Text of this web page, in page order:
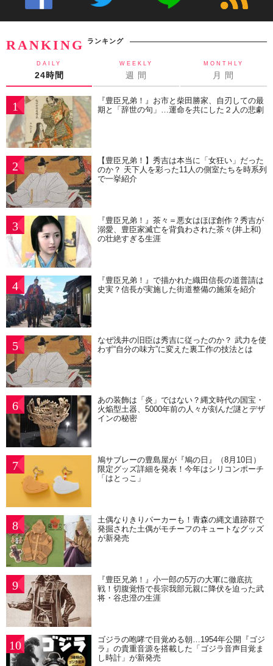
RANKING ランキング
DAILY
24時間
WEEKLY
週 間
MONTHLY
月 間
1
『豊臣兄弟！』お市と柴田勝家、自刃しての最
期と「辞世の句」…運命を共にした２人の悲劇
2
【豊臣兄弟！】秀吉は本当に「女狂い」だった
のか？ 天下人を彩った11人の側室たちを時系列
で一挙紹介
3
『豊臣兄弟！』茶々＝悪女はほぼ創作？秀吉が
溺愛、豊臣家滅亡を背負わされた茶々(井上和)
の壮絶すぎる生涯
4
『豊臣兄弟！』で描かれた織田信長の道普請は
史実？信長が実施した街道整備の施策を紹介
5
なぜ浅井の旧臣は秀吉に従ったのか？ 武力を使
わず“自分の味方”に変えた裏工作の技法とは
6
あの装飾は「炎」ではない？縄文時代の国宝・
火焔型土器、5000年前の人々が刻んだ謎とデザ
インの秘密
7
鳩サブレーの豊島屋が『鳩の日』（8月10日）
限定グッズ詳細を発表！今年はシリコンポーチ
「はとっこ」
8
土偶なりきりパーカーも！青森の縄文遺跡群で
発掘された土偶がモチーフのキュートなグッズ
が新発売
9
『豊臣兄弟！』小一郎の5万の大軍に徹底抗
戦！切腹覚悟で長宗我部元親に降伏を迫った武
将・谷忠澄の生涯
10
ゴジラの咆哮で目覚める朝…1954年公開『ゴジ
ラ』の貴重音源を搭載した「ゴジラ音声目覚ま
し時計」が新発売